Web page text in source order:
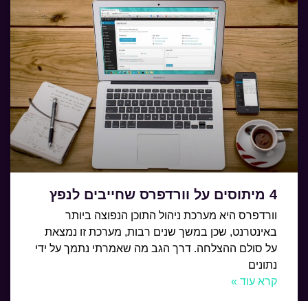
4 מיתוסים על וורדפרס שחייבים לנפץ
וורדפרס היא מערכת ניהול התוכן הנפוצה ביותר
באינטרנט, שכן במשך שנים רבות, מערכת זו נמצאת
על סולם ההצלחה. דרך הגב מה שאמרתי נתמך על ידי
נתונים
קרא עוד »